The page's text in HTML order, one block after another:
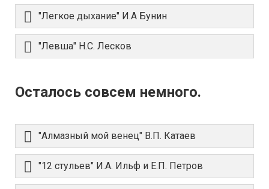
"Легкое дыхание" И.А Бунин
"Левша" Н.С. Лесков
Осталось совсем немного.
"Алмазный мой венец" В.П. Катаев
"12 стульев" И.А. Ильф и Е.П. Петров